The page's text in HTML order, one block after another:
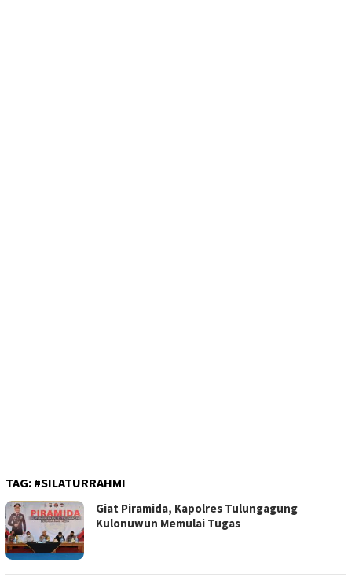
TAG: #SILATURRAHMI
Giat Piramida, Kapolres Tulungagung
Kulonuwun Memulai Tugas